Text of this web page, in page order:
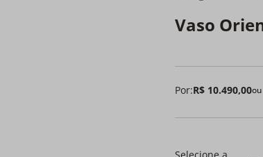
Vaso
Por:R$ 10.490,00ou